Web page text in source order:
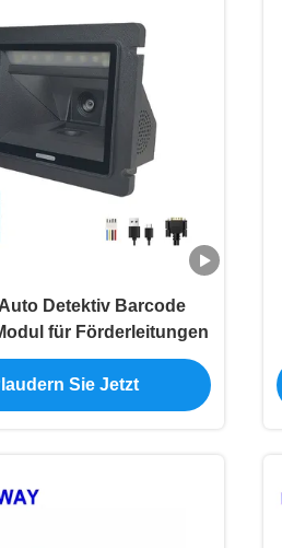
Detektiv Barcode
für Förderleitungen
Sie Jetzt